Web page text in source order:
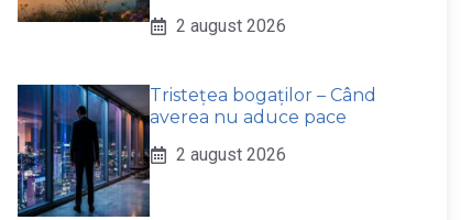
2 august 2026
Tristețea bogaților – Când
averea nu aduce pace
2 august 2026